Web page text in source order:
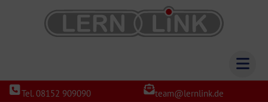
Tel. 08152 909090 team@lernlink.de